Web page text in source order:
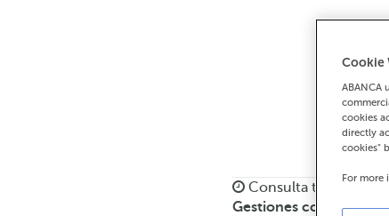
Consulta todos los
Gestiones comerciales
Cookie
ABANCA
cookies
directly
cookies"
For more